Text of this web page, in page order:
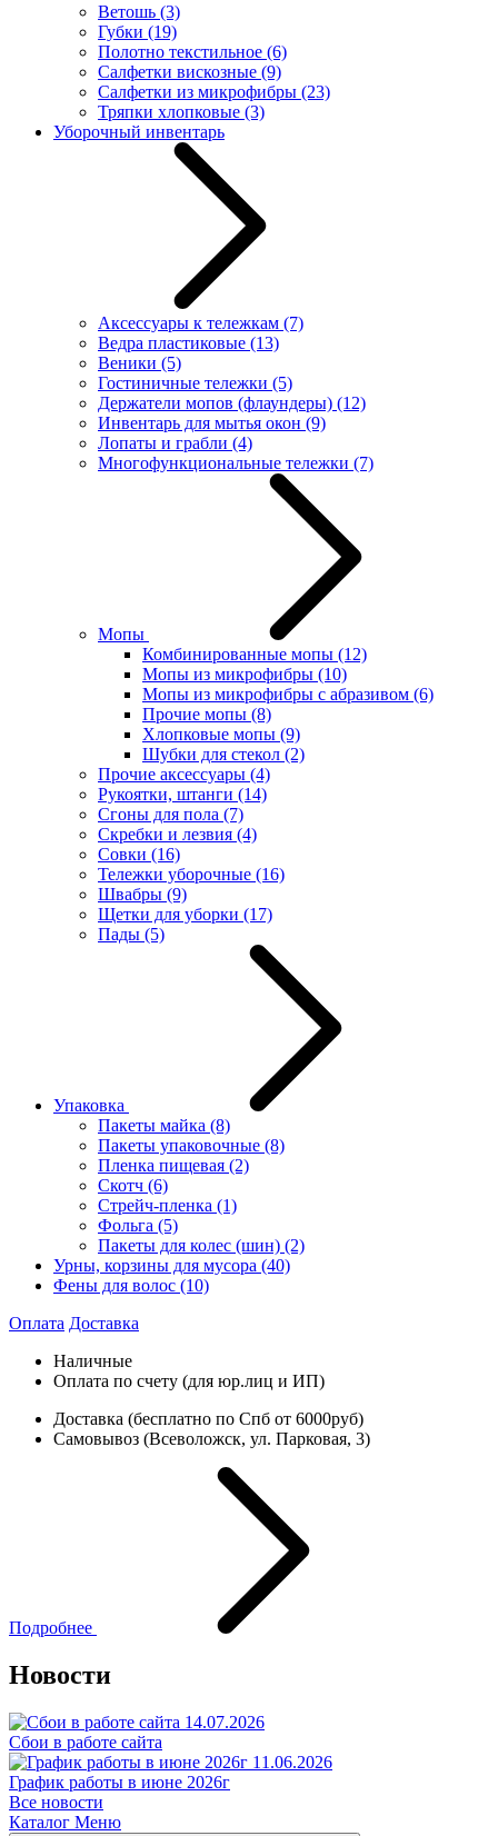
Ветошь (3)
Губки (19)
Полотно текстильное (6)
Салфетки вискозные (9)
Салфетки из микрофибры (23)
Тряпки хлопковые (3)
Уборочный инвентарь
Аксессуары к тележкам (7)
Ведра пластиковые (13)
Веники (5)
Гостиничные тележки (5)
Держатели мопов (флаундеры) (12)
Инвентарь для мытья окон (9)
Лопаты и грабли (4)
Многофункциональные тележки (7)
Мопы
Комбинированные мопы (12)
Мопы из микрофибры (10)
Мопы из микрофибры с абразивом (6)
Прочие мопы (8)
Хлопковые мопы (9)
Шубки для стекол (2)
Прочие аксессуары (4)
Рукоятки, штанги (14)
Сгоны для пола (7)
Скребки и лезвия (4)
Совки (16)
Тележки уборочные (16)
Швабры (9)
Щетки для уборки (17)
Пады (5)
Упаковка
Пакеты майка (8)
Пакеты упаковочные (8)
Пленка пищевая (2)
Скотч (6)
Стрейч-пленка (1)
Фольга (5)
Пакеты для колес (шин) (2)
Урны, корзины для мусора (40)
Фены для волос (10)
Оплата Доставка
Наличные
Оплата по счету (для юр.лиц и ИП)
Доставка (бесплатно по Спб от 6000руб)
Самовывоз (Всеволожск, ул. Парковая, 3)
Подробнее
Новости
14.07.2026
Сбои в работе сайта
11.06.2026
График работы в июне 2026г
Все новости
Каталог Меню